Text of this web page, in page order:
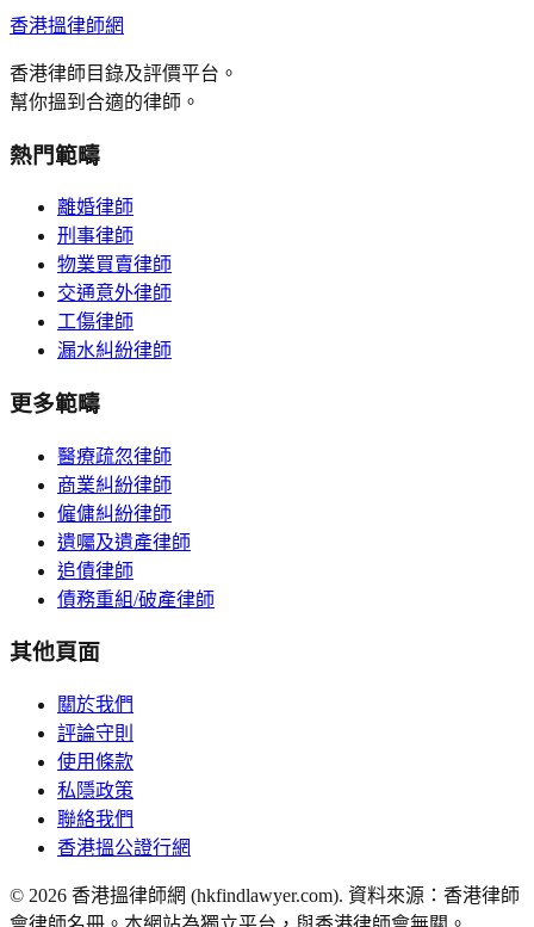
香港搵律師網
香港律師目錄及評價平台。
幫你搵到合適的律師。
熱門範疇
離婚律師
刑事律師
物業買賣律師
交通意外律師
工傷律師
漏水糾紛律師
更多範疇
醫療疏忽律師
商業糾紛律師
僱傭糾紛律師
遺囑及遺產律師
追債律師
債務重組/破產律師
其他頁面
關於我們
評論守則
使用條款
私隱政策
聯絡我們
香港搵公證行網
© 2026 香港搵律師網 (hkfindlawyer.com). 資料來源：香港律師